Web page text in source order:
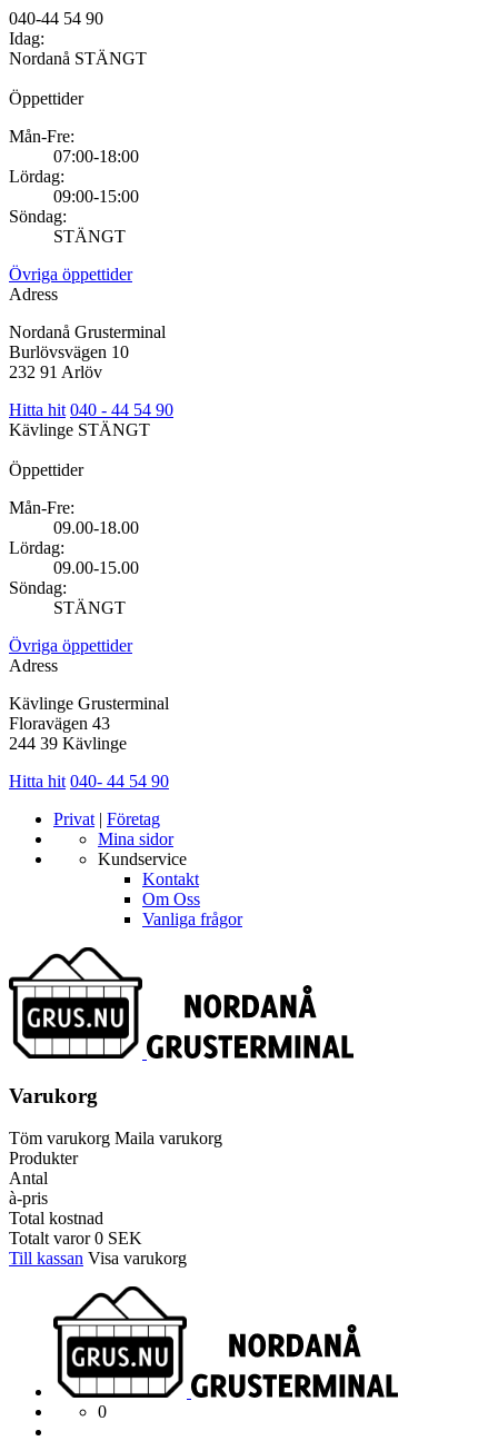
040-44 54 90
Idag:
Nordanå STÄNGT
Öppettider
Mån-Fre:
07:00-18:00
Lördag:
09:00-15:00
Söndag:
STÄNGT
Övriga öppettider
Adress
Nordanå Grusterminal
Burlövsvägen 10
232 91 Arlöv
Hitta hit 040 - 44 54 90
Kävlinge STÄNGT
Öppettider
Mån-Fre:
09.00-18.00
Lördag:
09.00-15.00
Söndag:
STÄNGT
Övriga öppettider
Adress
Kävlinge Grusterminal
Floravägen 43
244 39 Kävlinge
Hitta hit 040- 44 54 90
Privat | Företag
Mina sidor
Kundservice
Kontakt
Om Oss
Vanliga frågor
Varukorg
Töm varukorg Maila varukorg
Produkter
Antal
à-pris
Total kostnad
Totalt varor0 SEK
Till kassan Visa varukorg
0